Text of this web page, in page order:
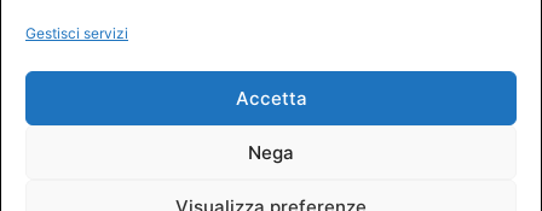
Gestisci servizi
Accetta
Nega
Visualizza preferenze
Regolamento partecipazione corsi
NEWSLETTER AIFI